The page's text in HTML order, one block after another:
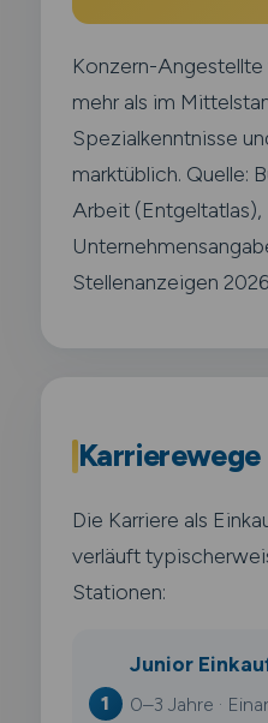
Konzern-
mehr als im
Spezialkenntnisse
marktüblich. Quelle:
Arbeit (Entgeltatlas),
Stellenanzeigen
Karrierewege
Die Karriere als
verläuft
Stationen:
Junior
0–3 Jahre ·